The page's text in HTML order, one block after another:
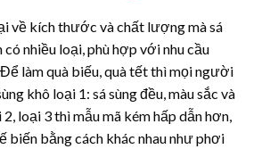
về kích thước và chất lượng mà sá
có nhiều loại, phù hợp với nhu cầu
làm quà biếu, quà tết thì mọi người
khô loại 1: sá sùng đều, màu sắc và
loại 3 thì mẫu mã kém hấp dẫn hơn,
biến bằng cách khác nhau như phơi